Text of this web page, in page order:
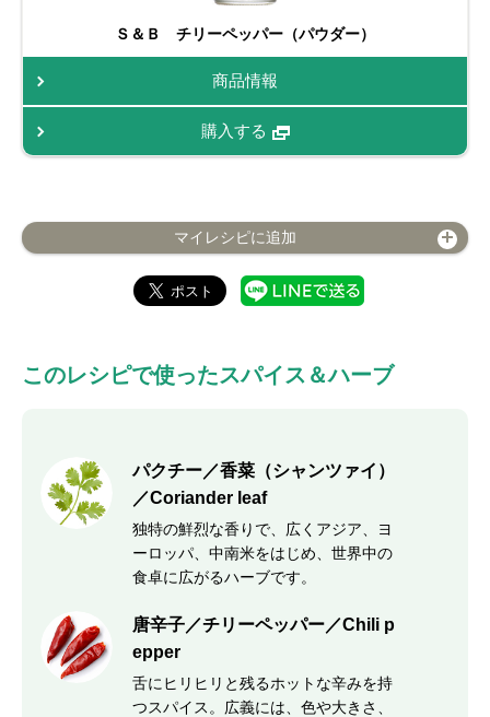
Ｓ＆Ｂ チリーペッパー（パウダー）
商品情報
購入する
マイレシピに追加
このレシピで使ったスパイス＆ハーブ
パクチー／香菜（シャンツァイ）
／Coriander leaf
独特の鮮烈な香りで、広くアジア、ヨ
ーロッパ、中南米をはじめ、世界中の
食卓に広がるハーブです。
唐辛子／チリーペッパー／Chili p
epper
舌にヒリヒリと残るホットな辛みを持
つスパイス。広義には、色や大きさ、